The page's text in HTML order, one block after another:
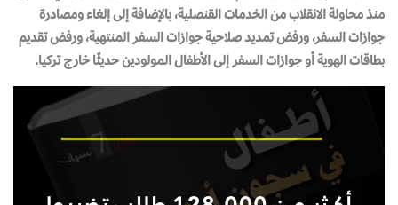
منذ محاولة الانقلاب من الخدمات القنصلية، بالإضافة إلى إلغاء ومصادرة
جوازات السفر، ورفض تمديد صلاحية جوازات السفر المنتهية، ورفض تقديم
بطاقات الهوية أو جوازات السفر إلى الأطفال المولودين حديثًا خارج تركيا.